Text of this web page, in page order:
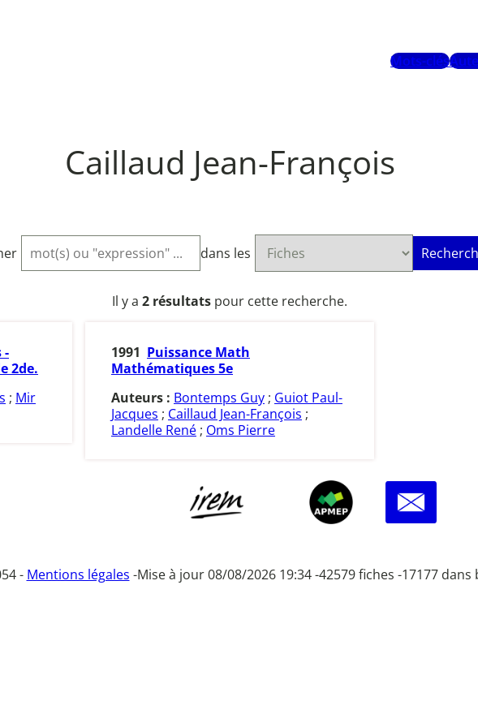
Mots-clés
Caillaud Jean-François
dans les
Il y a 2 résultats pour cette recherche.
-
2de.
; Mir
1991 Puissance Math
Mathématiques 5e
Auteurs : Bontemps Guy ; Guiot Paul-
Jacques ; Caillaud Jean-François ;
Landelle René ; Oms Pierre
- Mentions légales -Mise à jour 08/08/2026 19:34 -42579 fiches -17177